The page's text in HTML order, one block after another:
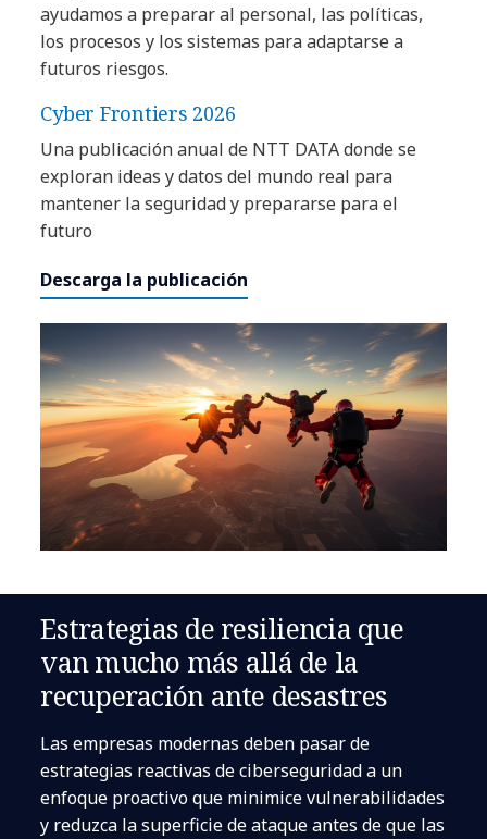
ayudamos a preparar al personal, las políticas,
los procesos y los sistemas para adaptarse a
futuros riesgos.
Cyber Frontiers 2026
Una publicación anual de NTT DATA donde se
exploran ideas y datos del mundo real para
mantener la seguridad y prepararse para el
futuro
Descarga la publicación
Estrategias de resiliencia que
van mucho más allá de la
recuperación ante desastres
Las empresas modernas deben pasar de
estrategias reactivas de ciberseguridad a un
enfoque proactivo que minimice vulnerabilidades
y reduzca la superficie de ataque antes de que las